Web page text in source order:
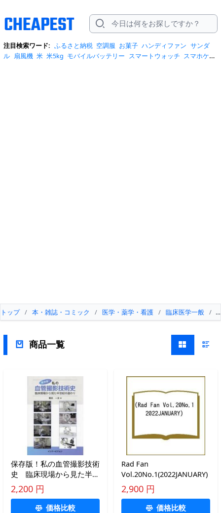
注目検索ワード: ふるさと納税 空調服 お菓子 ハンディファン サンダ
ル 扇風機 米 米5kg モバイルバッテリー スマートウォッチ スマホケー
トップ / 本・雑誌・コミック / 医学・薬学・看護 / 臨床医学一般 /
商品一覧
保存版！私の血管撮影技術
史 臨床現場から見た半世
紀の道のり / 粟井一夫
2,200 円
価格比較
Rad Fan
Vol.20No.1(2022JANUARY)
2,900 円
価格比較